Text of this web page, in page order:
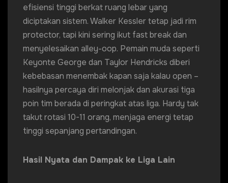
efisiensi tinggi berkat ruang lebar yang
diciptakan sistem. Walker Kessler tetap jadi rim
protector, tapi kini sering ikut fast break dan
menyelesaikan alley-oop. Pemain muda seperti
Keyonte George dan Taylor Hendricks diberi
kebebasan menembak kapan saja kalau open –
hasilnya percaya diri melonjak dan akurasi tiga
poin tim berada di peringkat atas liga. Hardy tak
takut rotasi 10-11 orang, menjaga energi tetap
tinggi sepanjang pertandingan.
Hasil Nyata dan Dampak ke Liga Lain